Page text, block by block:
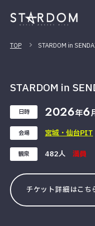
TOP STARDOM in
STARDOM in
日時 2026年6
会場 宮城・仙台PIT
観衆 482人 満員
チケット詳細はこち